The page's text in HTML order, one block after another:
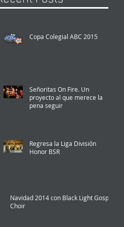
Copa Colegial ABC 2015
Señoritas On Fire. Un
proyecto al que merece la
pena seguir
Regresa la Liga División
Honor BSR
Navidad 2014 con Black Light Gospel
Choir